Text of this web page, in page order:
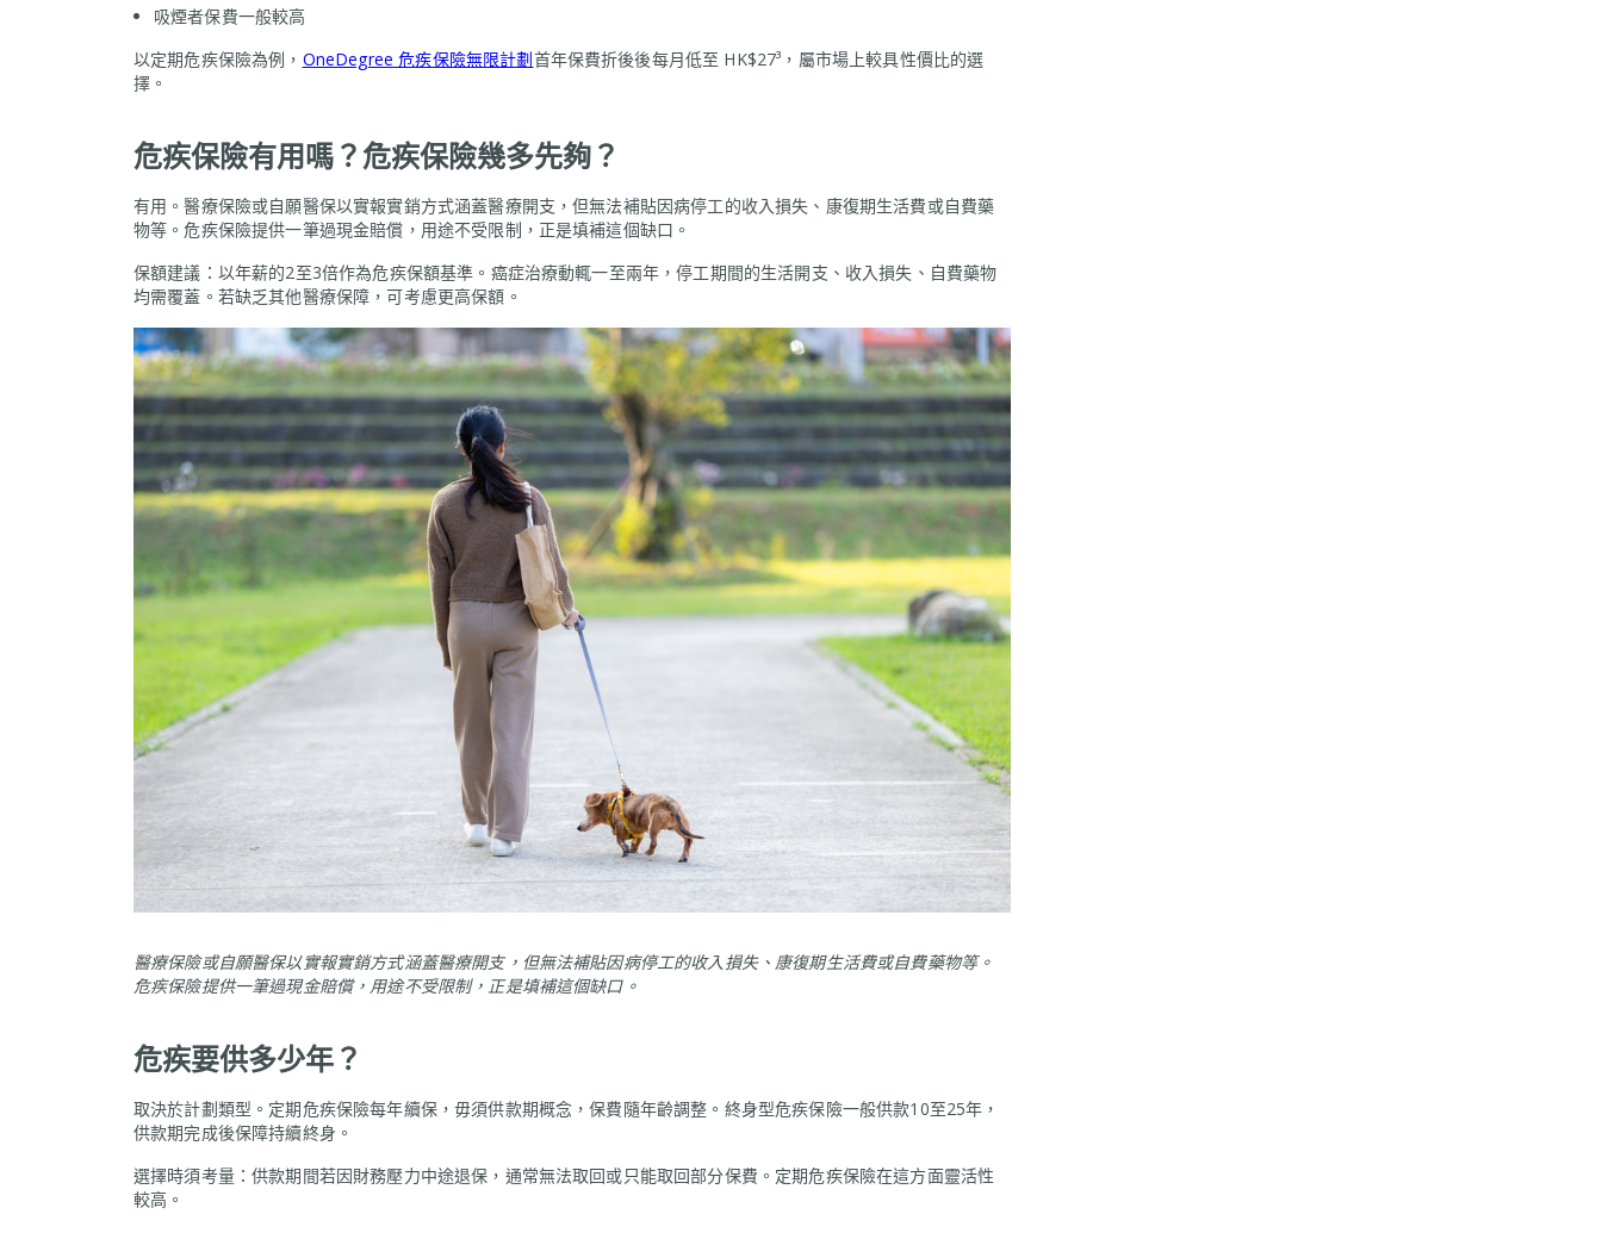
吸煙者保費一般較高
以定期危疾保險為例， OneDegree 危疾保險無限計劃首年保費折後後每月低至 HK$27³，屬市場上較具性價比的選
擇。
危疾保險有用嗎？危疾保險幾多先夠？
有用。醫療保險或自願醫保以實報實銷方式涵蓋醫療開支，但無法補貼因病停工的收入損失、康復期生活費或自費藥
物等。危疾保險提供一筆過現金賠償，用途不受限制，正是填補這個缺口。
保額建議：以年薪的2至3倍作為危疾保額基準。癌症治療動輒一至兩年，停工期間的生活開支、收入損失、自費藥物
均需覆蓋。若缺乏其他醫療保障，可考慮更高保額。
醫療保險或自願醫保以實報實銷方式涵蓋醫療開支，但無法補貼因病停工的收入損失、康復期生活費或自費藥物等。
危疾保險提供一筆過現金賠償，用途不受限制，正是填補這個缺口。
危疾要供多少年？
取決於計劃類型。定期危疾保險每年續保，毋須供款期概念，保費隨年齡調整。終身型危疾保險一般供款10至25年，
供款期完成後保障持續終身。
選擇時須考量：供款期間若因財務壓力中途退保，通常無法取回或只能取回部分保費。定期危疾保險在這方面靈活性
較高。